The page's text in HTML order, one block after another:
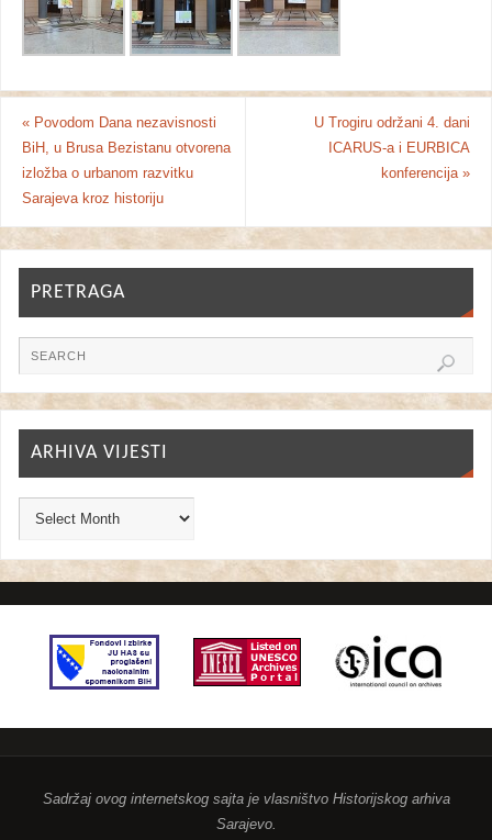
«Povodom Dana nezavisnosti
BiH, u Brusa Bezistanu otvorena
izložba o urbanom razvitku
Sarajeva kroz historiju
U Trogiru održani 4. dani
ICARUS-a i EURBICA
konferencija»
PRETRAGA
ARHIVA VIJESTI
Sadržaj ovog internetskog sajta je vlasništvo Historijskog arhiva
Sarajevo.